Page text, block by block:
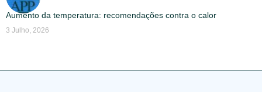
Aumento da temperatura: recomendações contra o calor
3 Julho, 2026